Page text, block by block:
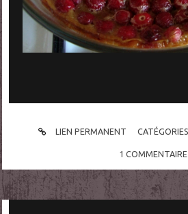
LIEN PERMANENT
1 COMMENTAIRE